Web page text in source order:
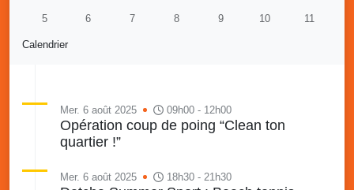
Calendrier
5 6 7 8 9 10 11
Mer. 6 août 2025 09h00 - 12h00
Opération coup de poing “Clean ton
quartier !”
Mer. 6 août 2025 18h30 - 21h30